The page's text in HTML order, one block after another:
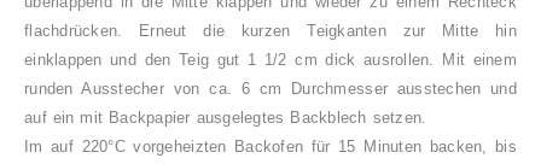
flachdrücken. Erneut die kurzen Teigkanten zur
Mitte hin
einklappen und den Teig gut 1 1/2 cm dick ausrollen. Mit einem
runden Ausstecher von ca. 6 cm Durchmesser ausstechen und
auf ein mit Backpapier ausgelegtes Backblech setzen.
Im auf 220°C vorgeheizten Backofen für 15 Minuten backen, bis